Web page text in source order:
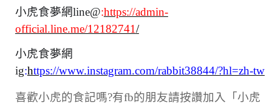
小虎食夢網line@:https://admin-
official.line.me/12182741/
小虎食夢網
ig:https://www.instagram.com/rabbit38844/?hl=zh-tw
喜歡小虎的食記嗎?有fb的朋友請按讚加入「小虎